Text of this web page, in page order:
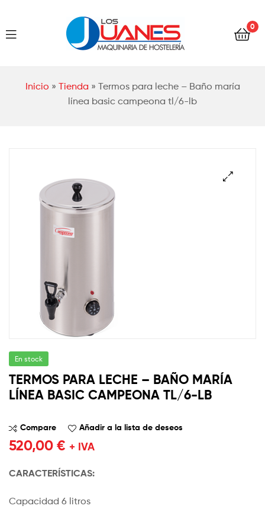
Los
0
Inicio » Tienda » Termos para leche – Baño maría
línea basic campeona tl/6-lb
Los
En stock
TERMOS PARA LECHE – BAÑO MARÍA
LÍNEA BASIC CAMPEONA TL/6-LB
Compare Añadir a la lista de deseos
520,00 € + IVA
CARACTERÍSTICAS:
Capacidad 6 litros